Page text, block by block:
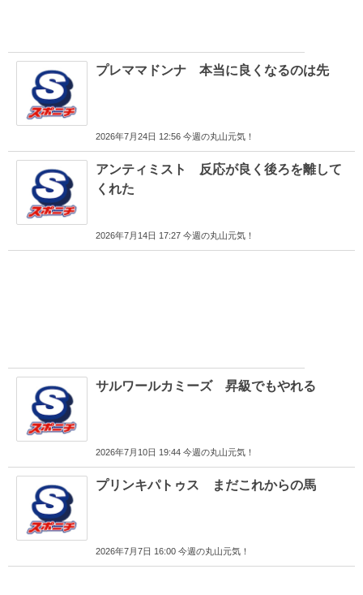
プレママドンナ 本当に良くなるのは先
2026年7月24日 12:56 今週の丸山元気！
アンティミスト 反応が良く後ろを離して
くれた
2026年7月14日 17:27 今週の丸山元気！
サルワールカミーズ 昇級でもやれる
2026年7月10日 19:44 今週の丸山元気！
プリンキパトゥス まだこれからの馬
2026年7月7日 16:00 今週の丸山元気！